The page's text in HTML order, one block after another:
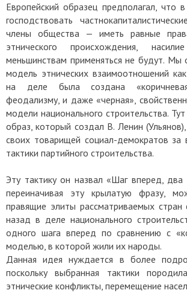
Европейский образец предполагал, что
господствовать
члены общества — иметь равные
этнического происхождения,
меньшинствам применяться не будут. Мы
модель этнических взаимоотношений
на деле была создана
феодализму, и даже «черная»,
модели национального строительства.
образ, который создал В. Ленин
своих товарищей социал-демократов
тактики партийного строительства.
Эту тактику он назвал «Шаг вперед, два
переиначивая эту крылатую фразу,
правящие элиты рассматриваемых
назад в деле национального
одного шага вперед по сравнению с
моделью, в которой жили их народы.
Данная идея нуждается в более
поскольку выбранная тактики
этнические конфликты, перемещение